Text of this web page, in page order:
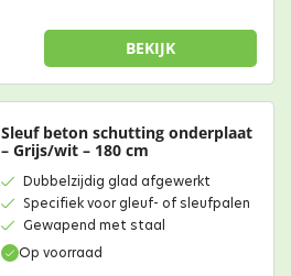
BEKIJK
Op voorraad
Sleuf beton schutting onderplaat
– Grijs/wit – 180 cm
Dubbelzijdig glad afgewerkt
Specifiek voor gleuf- of sleufpalen
Gewapend met staal